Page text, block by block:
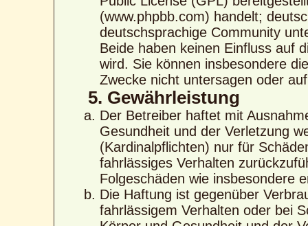
(www.phpbb.com) handelt;
deutschsprachige Community
Beide haben keinen Einfluss auf
wird. Sie können insbesondere
Zwecke nicht untersagen oder
5. Gewährleistung
Der Betreiber haftet mit
Gesundheit und der Verletzung
(Kardinalpflichten) nur für
fahrlässiges Verhalten
Folgeschäden wie insbesondere
Die Haftung ist gegenüber
fahrlässigem Verhalten oder bei